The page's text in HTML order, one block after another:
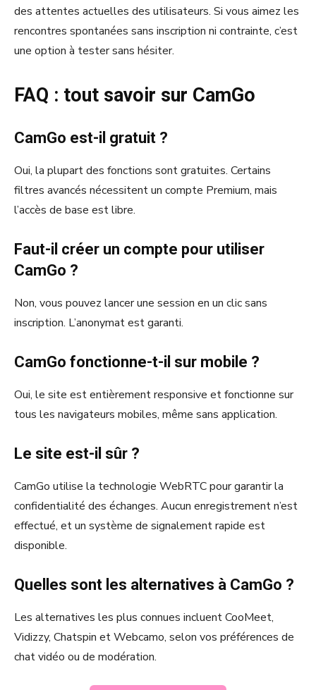
des attentes actuelles des utilisateurs. Si vous aimez les
rencontres spontanées sans inscription ni contrainte, c’est
une option à tester sans hésiter.
FAQ : tout savoir sur CamGo
CamGo est-il gratuit ?
Oui, la plupart des fonctions sont gratuites. Certains
filtres avancés nécessitent un compte Premium, mais
l’accès de base est libre.
Faut-il créer un compte pour utiliser
CamGo ?
Non, vous pouvez lancer une session en un clic sans
inscription. L’anonymat est garanti.
CamGo fonctionne-t-il sur mobile ?
Oui, le site est entièrement responsive et fonctionne sur
tous les navigateurs mobiles, même sans application.
Le site est-il sûr ?
CamGo utilise la technologie WebRTC pour garantir la
confidentialité des échanges. Aucun enregistrement n’est
effectué, et un système de signalement rapide est
disponible.
Quelles sont les alternatives à CamGo ?
Les alternatives les plus connues incluent CooMeet,
Vidizzy, Chatspin et Webcamo, selon vos préférences de
chat vidéo ou de modération.